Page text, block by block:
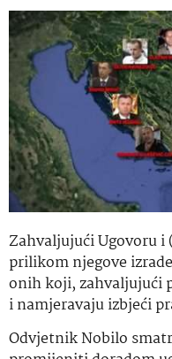
Zahvaljujući Ugovoru
prilikom njegove
onih koji, zahvaljujući
i namjeravaju izbjeći
Odvjetnik Nobilo